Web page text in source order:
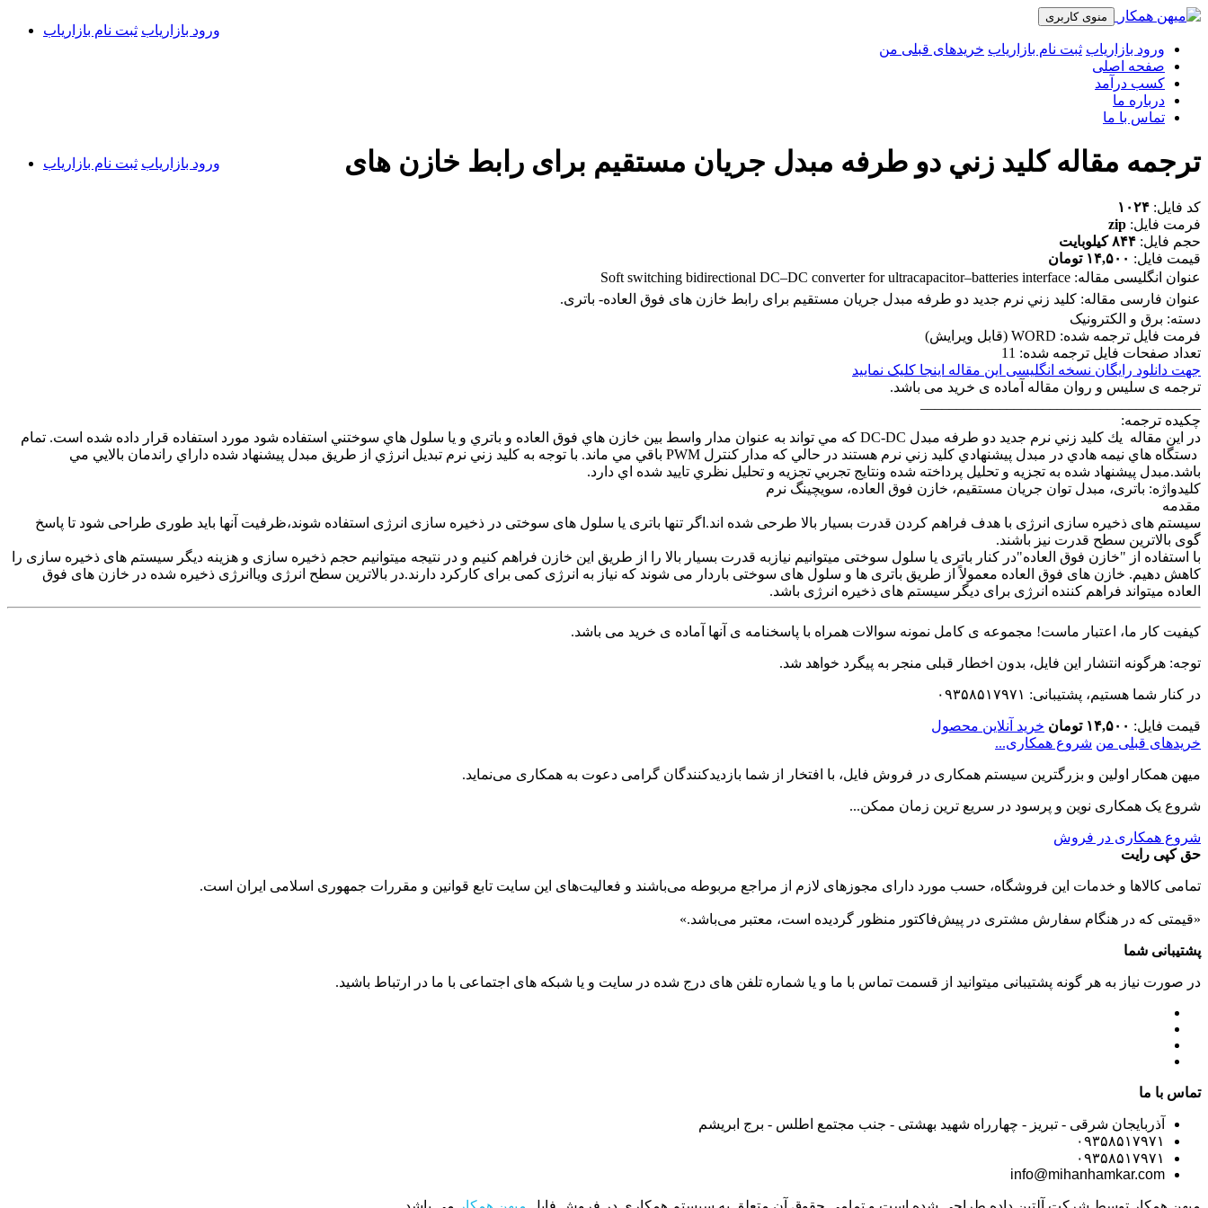
منوی کاربری
ورود بازاریاب ثبت نام بازاریاب
ورود بازاریاب ثبت نام بازاریاب خریدهای قبلی من
صفحه اصلی
کسب درآمد
درباره ما
تماس با ما
ورود بازاریاب ثبت نام بازاریاب ترجمه مقاله كليد زني دو طرفه مبدل جریان مستقیم برای رابط خازن های
کد فایل: ۱۰۲۴
فرمت فایل: zip
حجم فایل: ۸۴۴ کیلوبایت
قیمت فایل: ۱۴,۵۰۰ تومان
عنوان انگلیسی مقاله: Soft switching bidirectional DC–DC converter for ultracapacitor–batteries interface
عنوان فارسی مقاله: كليد زني نرم جديد دو طرفه مبدل جریان مستقیم برای رابط خازن های فوق العاده- باتری.
دسته: برق و الکترونیک
فرمت فایل ترجمه شده: WORD (قابل ویرایش)
تعداد صفحات فایل ترجمه شده: 11
جهت دانلود رایگان نسخه انگلیسی این مقاله اینجا کلیک نمایید
ترجمه ی سلیس و روان مقاله آماده ی خرید می باشد.
چکیده ترجمه:
در اين مقاله يك كليد زني نرم جديد دو طرفه مبدل DC-DC كه مي تواند به عنوان مدار واسط بين خازن هاي فوق العاده و باتري و يا سلول هاي سوختني استفاده شود مورد استفاده قرار داده شده است. تمام
دستگاه هاي نيمه هادي در مبدل پيشنهادي كليد زني نرم هستند در حالي كه مدار كنترل PWM باقي مي ماند. با توجه به كليد زني نرم تبديل انرژي از طريق مبدل پيشنهاد شده داراي راندمان بالايي مي
باشد.مبدل پيشنهاد شده به تجزيه و تحليل پرداخته شده ونتايج تجربي تجزيه و تحليل نظري تاييد شده اي دارد.
کلیدواژه: باتری، مبدل توان جریان مستقیم، خازن فوق العاده، سویچینگ نرم
مقدمه
سیستم های ذخیره سازی انرژی با هدف فراهم کردن قدرت بسیار بالا طرحی شده اند.اگر تنها باتری یا سلول های سوختی در ذخیره سازی انرژی استفاده شوند،ظرفیت آنها باید طوری طراحی شود تا پاسخ
گوی بالاترین سطح قدرت نیز باشند.
با استفاده از "خازن فوق العاده"در کنار باتری یا سلول سوختی میتوانیم نیازبه قدرت بسیار بالا را از طریق این خازن فراهم کنیم و در نتیجه ميتوانيم حجم ذخیره سازی و هزینه دیگر سیستم های ذخیره سازی را
کاهش دهیم. خازن های فوق العاده معمولاً از طریق باتری ها و سلول های سوختی باردار می شوند که نیاز به انرژی کمی برای کارکرد دارند.در بالاترین سطح انرژی وياانرژی ذخیره شده در خازن های فوق
العاده میتواند فراهم کننده انرژی برای دیگر سیستم های ذخیره انرژی باشد.
کیفیت کار ما، اعتبار ماست! مجموعه ی کامل نمونه سوالات همراه با پاسخنامه ی آنها آماده ی خرید می باشد.
توجه: هرگونه انتشار این فایل، بدون اخطار قبلی منجر به پیگرد خواهد شد.
در کنار شما هستیم، پشتیبانی: ۰۹۳۵۸۵۱۷۹۷۱
قیمت فایل: ۱۴,۵۰۰ تومان
خرید آنلاین محصول
خریدهای قبلی من شروع همکاری...
میهن همکار اولین و بزرگترین سیستم همکاری در فروش فایل، با افتخار از شما بازدیدکنندگان گرامی دعوت به همکاری می‌نماید.
شروع یک همکاری نوین و پرسود در سریع ترین زمان ممکن...
شروع همکاری در فروش
حق کپی رایت
تمامی كالاها و خدمات اين فروشگاه، حسب مورد دارای مجوزهای لازم از مراجع مربوطه می‌باشند و فعاليت‌های اين سايت تابع قوانين و مقررات جمهوری اسلامی ايران است.
«قیمتی که در هنگام سفارش مشتری در پیش‌­فاکتور منظور گرديده است، معتبر می‌باشد.»
پشتیبانی شما
در صورت نیاز به هر گونه پشتیبانی میتوانید از قسمت تماس با ما و یا شماره تلفن های درج شده در سایت و یا شبکه های اجتماعی با ما در ارتباط باشید.
تماس با ما
آذربایجان شرقی - تبریز - چهارراه شهید بهشتی - جنب مجتمع اطلس - برج ابریشم
۰۹۳۵۸۵۱۷۹۷۱
۰۹۳۵۸۵۱۷۹۷۱
info@mihanhamkar.com